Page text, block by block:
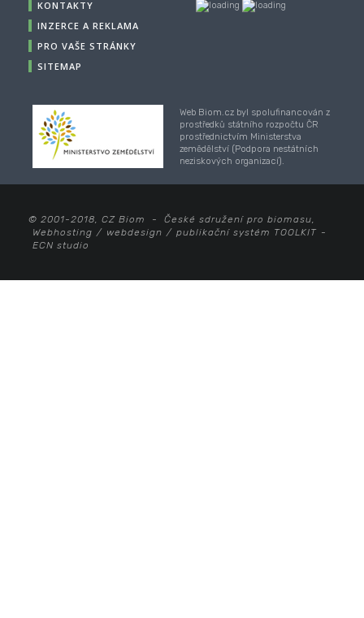
KONTAKTY
INZERCE A REKLAMA
PRO VAŠE STRÁNKY
SITEMAP
Web Biom.cz byl spolufinancován z
prostředků státního rozpočtu ČR
prostřednictvím Ministerstva
zemědělství (Podpora nestátních
neziskových organizací).
© 2001-2018, CZ Biom - České sdružení pro biomasu,
Webhosting / webdesign / publikační systém TOOLKIT -
ECN studio